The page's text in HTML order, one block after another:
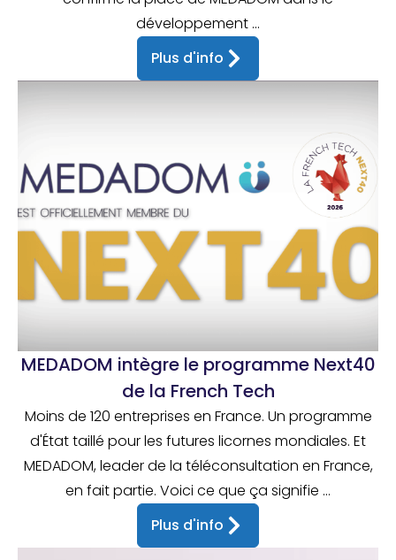
développement ...
Plus d'info
MEDADOM intègre le programme Next40
de la French Tech
Moins de 120 entreprises en France. Un programme
d'État taillé pour les futures licornes mondiales. Et
MEDADOM, leader de la téléconsultation en France,
en fait partie. Voici ce que ça signifie ...
Plus d'info